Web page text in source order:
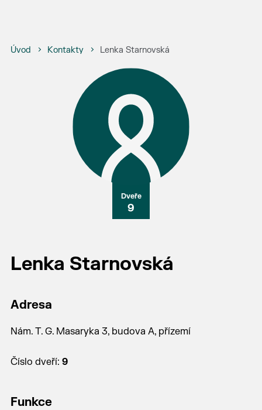
Úvod Kontakty Lenka Starnovská
9
Lenka Starnovská
Adresa
Nám. T. G. Masaryka 3, budova A, přízemí
Číslo dveří: 9
Funkce